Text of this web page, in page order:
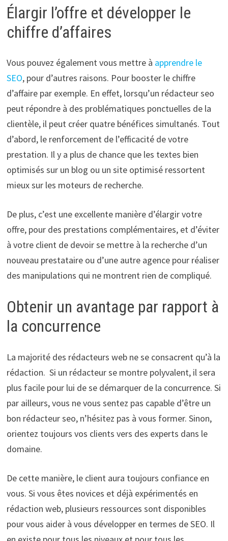
Élargir l’offre et développer le
chiffre d’affaires
Vous pouvez également vous mettre à apprendre le
SEO, pour d’autres raisons. Pour booster le chiffre
d’affaire par exemple. En effet, lorsqu’un rédacteur seo
peut répondre à des problématiques ponctuelles de la
clientèle, il peut créer quatre bénéfices simultanés. Tout
d’abord, le renforcement de l’efficacité de votre
prestation. Il y a plus de chance que les textes bien
optimisés sur un blog ou un site optimisé ressortent
mieux sur les moteurs de recherche.
De plus, c’est une excellente manière d’élargir votre
offre, pour des prestations complémentaires, et d’éviter
à votre client de devoir se mettre à la recherche d’un
nouveau prestataire ou d’une autre agence pour réaliser
des manipulations qui ne montrent rien de compliqué.
Obtenir un avantage par rapport à
la concurrence
La majorité des rédacteurs web ne se consacrent qu’à la
rédaction. Si un rédacteur se montre polyvalent, il sera
plus facile pour lui de se démarquer de la concurrence. Si
par ailleurs, vous ne vous sentez pas capable d’être un
bon rédacteur seo, n’hésitez pas à vous former. Sinon,
orientez toujours vos clients vers des experts dans le
domaine.
De cette manière, le client aura toujours confiance en
vous. Si vous êtes novices et déjà expérimentés en
rédaction web, plusieurs ressources sont disponibles
pour vous aider à vous développer en termes de SEO. Il